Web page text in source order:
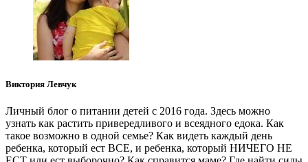
Виктория Левчук
Личный блог о питании детей с 2016 года. Здесь можно
узнать как растить привередливого и всеядного едока. Как
такое возможно в одной семье? Как видеть каждый день
ребенка, который ест ВСЕ, и ребенка, который НИЧЕГО НЕ